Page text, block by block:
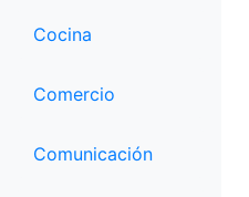
Cocina
Comercio
Comunicación